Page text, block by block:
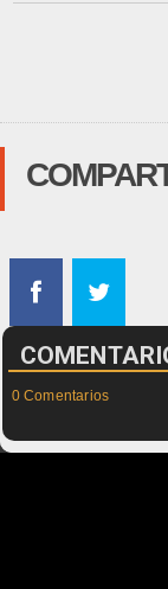
0 Comentarios